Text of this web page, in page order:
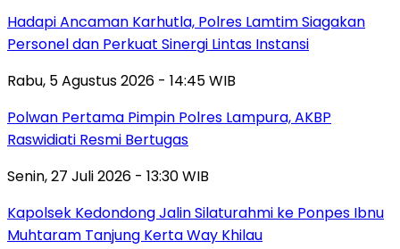
Hadapi Ancaman Karhutla, Polres Lamtim Siagakan
Personel dan Perkuat Sinergi Lintas Instansi
Rabu, 5 Agustus 2026 - 14:45 WIB
Polwan Pertama Pimpin Polres Lampura, AKBP
Raswidiati Resmi Bertugas
Senin, 27 Juli 2026 - 13:30 WIB
Kapolsek Kedondong Jalin Silaturahmi ke Ponpes Ibnu
Muhtaram Tanjung Kerta Way Khilau